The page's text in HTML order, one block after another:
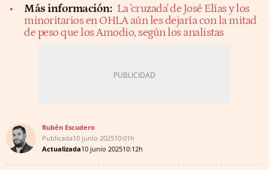
Más información: La 'cruzada' de José Elías y los
minoritarios en OHLA aún les dejaría con la mitad
de peso que los Amodio, según los analistas
Rubén Escudero
Publicada10 junio 202510:01h
Actualizada10 junio 202510:12h